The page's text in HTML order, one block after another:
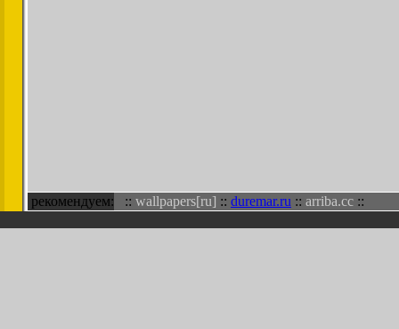
рекомендуем: :: wallpapers[ru] :: duremar.ru :: arriba.cc ::